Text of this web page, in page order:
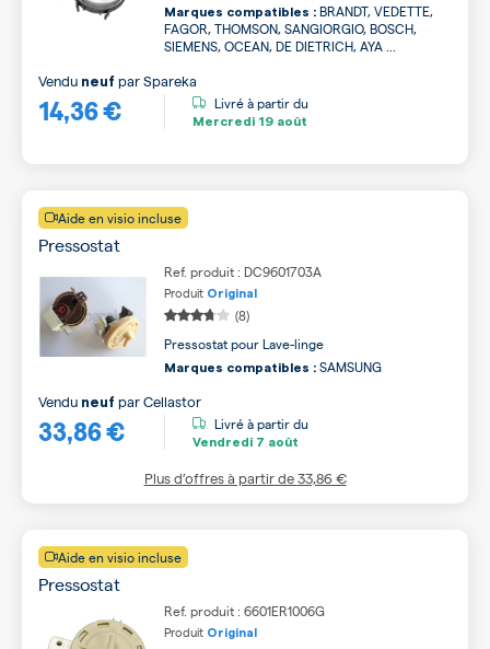
Marques compatibles : BRANDT, VEDETTE,
FAGOR, THOMSON, SANGIORGIO, BOSCH,
SIEMENS, OCEAN, DE DIETRICH, AYA ...
14,36 €
Vendu neuf parSpareka
Livré à partir du
Mercredi 19 août
Aide en visio incluse
Pressostat
Ref. produit : DC9601703A
Produit Original
(8)
Pressostat pour Lave-linge
Marques compatibles : SAMSUNG
33,86 €
Vendu neuf parCellastor
Livré à partir du
Vendredi 7 août
Plus d’offres à partir de33,86 €
Aide en visio incluse
Pressostat
Ref. produit : 6601ER1006G
Produit Original